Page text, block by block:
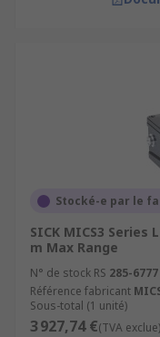
Stocké-e par le
SICK MICS3 Series
m Max Range
N° de stock RS 285-6777
Référence fabricant
Sous-total (1 unité)
3 927,74 €(TVA exclue)